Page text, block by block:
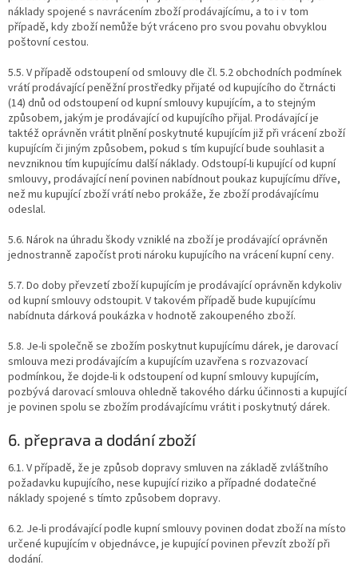
náklady spojené s navrácením zboží prodávajícímu, a to i v tom
případě, kdy zboží nemůže být vráceno pro svou povahu obvyklou
poštovní cestou.
5.5. V případě odstoupení od smlouvy dle čl. 5.2 obchodních podmínek
vrátí prodávající peněžní prostředky přijaté od kupujícího do čtrnácti
(14) dnů od odstoupení od kupní smlouvy kupujícím, a to stejným
způsobem, jakým je prodávající od kupujícího přijal. Prodávající je
taktéž oprávněn vrátit plnění poskytnuté kupujícím již při vrácení zboží
kupujícím či jiným způsobem, pokud s tím kupující bude souhlasit a
nevzniknou tím kupujícímu další náklady. Odstoupí-li kupující od kupní
smlouvy, prodávající není povinen nabídnout poukaz kupujícímu dříve,
než mu kupující zboží vrátí nebo prokáže, že zboží prodávajícímu
odeslal.
5.6. Nárok na úhradu škody vzniklé na zboží je prodávající oprávněn
jednostranně započíst proti nároku kupujícího na vrácení kupní ceny.
5.7. Do doby převzetí zboží kupujícím je prodávající oprávněn kdykoliv
od kupní smlouvy odstoupit. V takovém případě bude kupujícímu
nabídnuta dárková poukázka v hodnotě zakoupeného zboží.
5.8. Je-li společně se zbožím poskytnut kupujícímu dárek, je darovací
smlouva mezi prodávajícím a kupujícím uzavřena s rozvazovací
podmínkou, že dojde-li k odstoupení od kupní smlouvy kupujícím,
pozbývá darovací smlouva ohledně takového dárku účinnosti a kupující
je povinen spolu se zbožím prodávajícímu vrátit i poskytnutý dárek.
6. přeprava a dodání zboží
6.1. V případě, že je způsob dopravy smluven na základě zvláštního
požadavku kupujícího, nese kupující riziko a případné dodatečné
náklady spojené s tímto způsobem dopravy.
6.2. Je-li prodávající podle kupní smlouvy povinen dodat zboží na místo
určené kupujícím v objednávce, je kupující povinen převzít zboží při
dodání.